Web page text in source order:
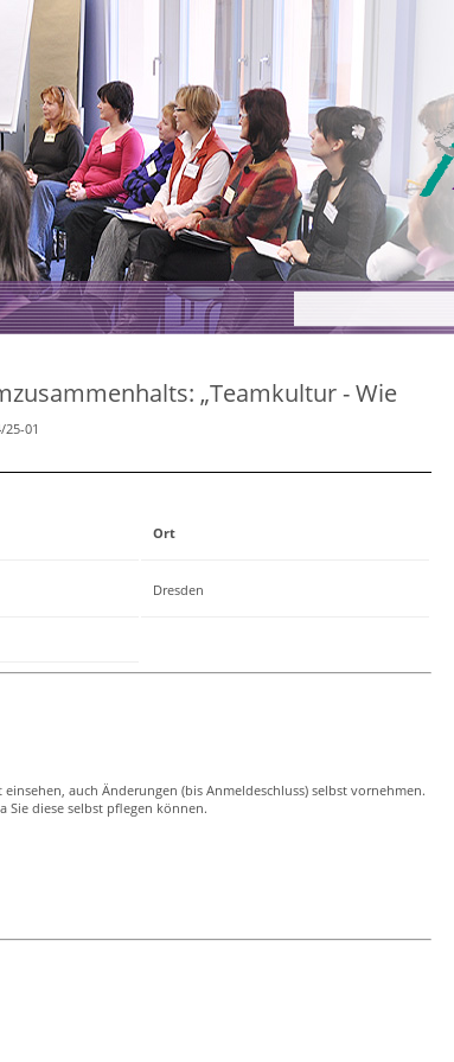
„Teamkultur - Wie
25-01
Ort
Dresden
auch Änderungen (bis Anmeldeschluss) selbst vornehmen.
diese selbst pflegen können.